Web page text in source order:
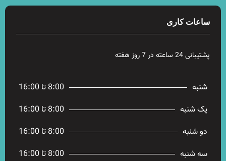
ساعات کاری
پشتیبانی 24 ساعته در 7 روز هفته
شنبه
8:00 تا 16:00
یک شنبه
8:00 تا 16:00
دو شنبه
8:00 تا 16:00
سه شنبه
8:00 تا 16:00